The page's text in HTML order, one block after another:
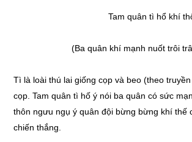
Tam quân tì hổ khí thôn
(Ba quân khí mạnh nuốt trôi
Tì là loài thú lai giống cọp và beo (theo
cọp. Tam quân tì hố ý nói ba quân có sức
thôn ngưu ngụ ý quân đội bừng bừng khí thế
chiến thắng.